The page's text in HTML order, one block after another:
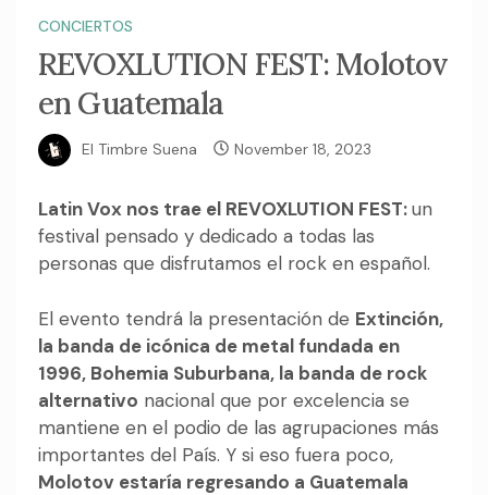
CONCIERTOS
REVOXLUTION FEST: Molotov
en Guatemala
El Timbre Suena November 18, 2023
Latin Vox nos trae el REVOXLUTION FEST:un
festival pensado y dedicado a todas las
personas que disfrutamos el rock en español.
El evento tendrá la presentación de Extinción,
la banda de icónica de metal fundada en
1996, Bohemia Suburbana, la banda de rock
alternativo nacional que por excelencia se
mantiene en el podio de las agrupaciones más
importantes del País. Y si eso fuera poco,
Molotov estaría regresando a Guatemala